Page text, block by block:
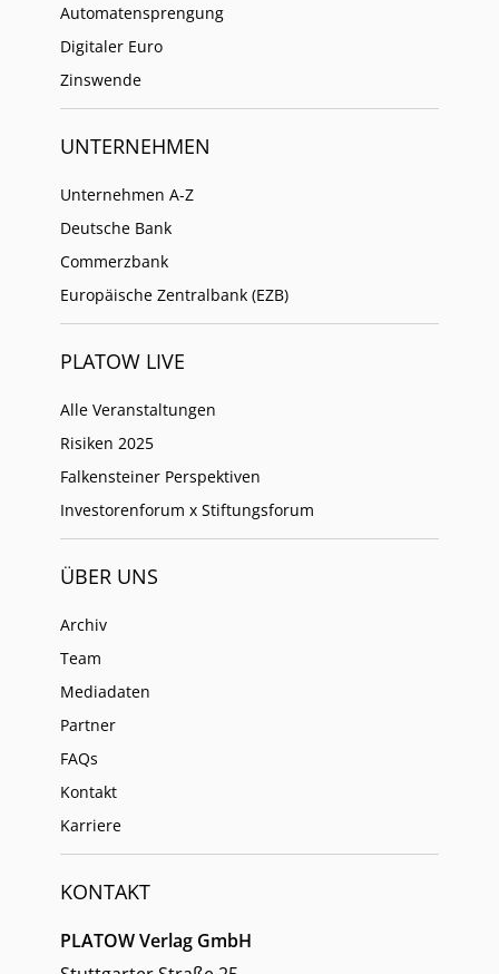
Automatensprengung
Digitaler Euro
Zinswende
UNTERNEHMEN
Unternehmen A-Z
Deutsche Bank
Commerzbank
Europäische Zentralbank (EZB)
PLATOW LIVE
Alle Veranstaltungen
Risiken 2025
Falkensteiner Perspektiven
Investorenforum x Stiftungsforum
ÜBER UNS
Archiv
Team
Mediadaten
Partner
FAQs
Kontakt
Karriere
KONTAKT
PLATOW Verlag GmbH